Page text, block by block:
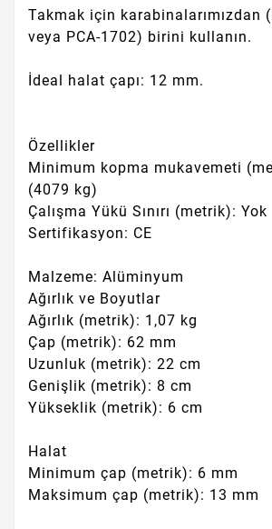
Takmak için karabinalarımızdan
veya PCA-1702) birini kullanın.
İdeal halat çapı: 12 mm.
Özellikler
Minimum kopma mukavemeti
(4079 kg)
Çalışma Yükü Sınırı (metrik): Yok
Sertifikasyon: CE
Malzeme: Alüminyum
Ağırlık ve Boyutlar
Ağırlık (metrik): 1,07 kg
Çap (metrik): 62 mm
Uzunluk (metrik): 22 cm
Genişlik (metrik): 8 cm
Yükseklik (metrik): 6 cm
Halat
Minimum çap (metrik): 6 mm
Maksimum çap (metrik): 13 mm